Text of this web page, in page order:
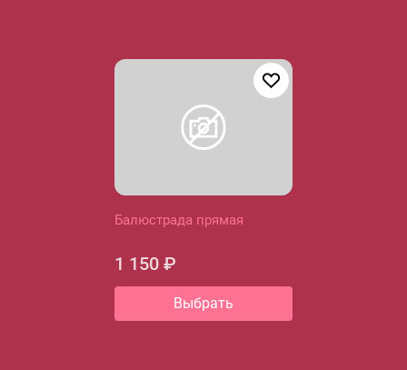
Балюстрада прямая
1 150 ₽
Выбрать